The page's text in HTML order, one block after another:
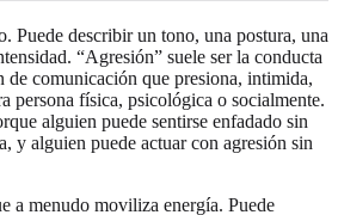
Puede describir un tono, una postura, una
“Agresión” suele ser la conducta
de comunicación que presiona, intimida,
persona física, psicológica o socialmente.
alguien puede sentirse enfadado sin
y alguien puede actuar con agresión sin
a menudo moviliza energía. Puede